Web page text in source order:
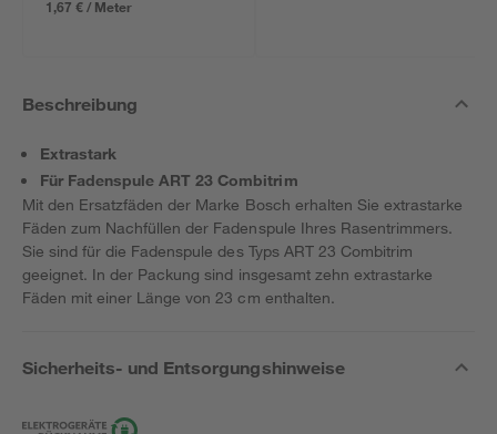
1,67 € / Meter
Beschreibung
Extrastark
Für Fadenspule ART 23 Combitrim
Mit den Ersatzfäden der Marke Bosch erhalten Sie extrastarke
Fäden zum Nachfüllen der Fadenspule Ihres Rasentrimmers.
Sie sind für die Fadenspule des Typs ART 23 Combitrim
geeignet. In der Packung sind insgesamt zehn extrastarke
Fäden mit einer Länge von 23 cm enthalten.
Sicherheits- und Entsorgungshinweise